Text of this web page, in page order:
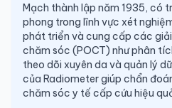
Mạch thành lập năm 1935, có
phong trong lĩnh vực xét
phát triển và cung cấp các
chăm sóc (POCT) như phân
theo dõi xuyên da và quản lý
của Radiometer giúp chẩn
chăm sóc y tế cấp cứu hiệu